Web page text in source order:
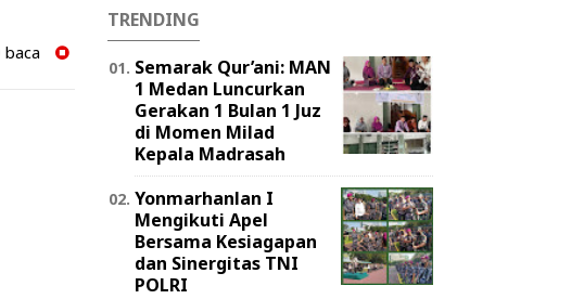
baca
TRENDING
Semarak Qur’ani: MAN
1 Medan Luncurkan
Gerakan 1 Bulan 1 Juz
di Momen Milad
Kepala Madrasah
Yonmarhanlan I
Mengikuti Apel
Bersama Kesiagapan
dan Sinergitas TNI
POLRI